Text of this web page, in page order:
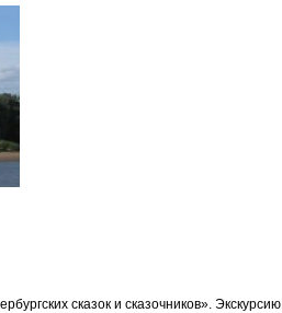
сказок и сказочников». Экскурсию